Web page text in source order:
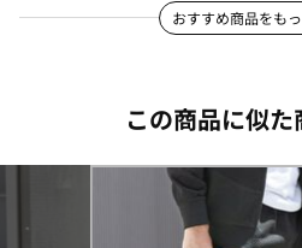
おすすめ商品をも
この商品に似